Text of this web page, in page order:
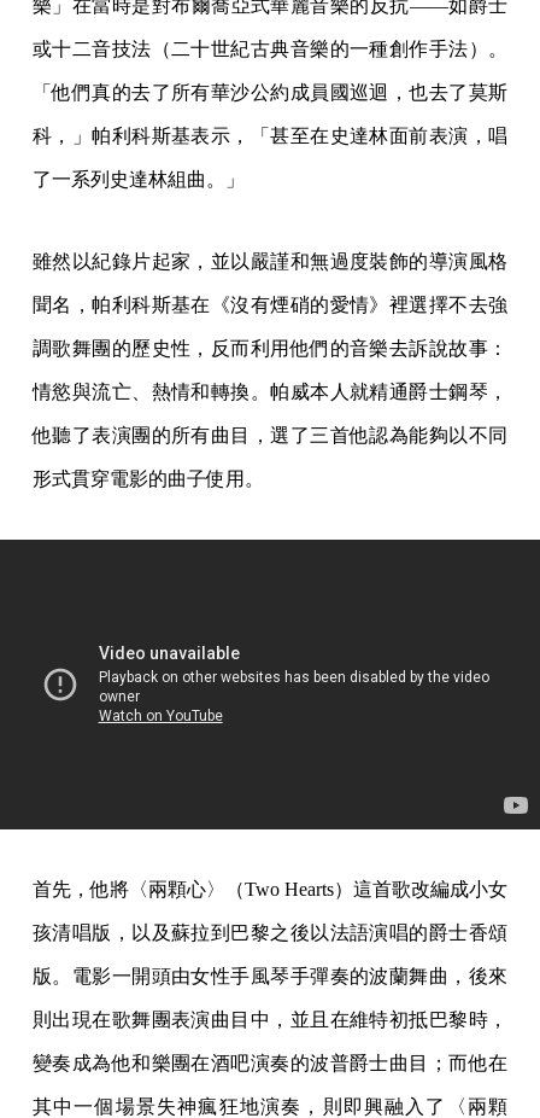
樂」在當時是對布爾喬亞式華麗音樂的反抗——如爵士
或十二音技法（二十世紀古典音樂的一種創作手法）。
「他們真的去了所有華沙公約成員國巡迴，也去了莫斯
科，」帕利科斯基表示，「甚至在史達林面前表演，唱
了一系列史達林組曲。」
雖然以紀錄片起家，並以嚴謹和無過度裝飾的導演風格
聞名，帕利科斯基在《沒有煙硝的愛情》裡選擇不去強
調歌舞團的歷史性，反而利用他們的音樂去訴說故事：
情慾與流亡、熱情和轉換。帕威本人就精通爵士鋼琴，
他聽了表演團的所有曲目，選了三首他認為能夠以不同
形式貫穿電影的曲子使用。
首先，他將〈兩顆心〉（Two Hearts）這首歌改編成小女
孩清唱版，以及蘇拉到巴黎之後以法語演唱的爵士香頌
版。電影一開頭由女性手風琴手彈奏的波蘭舞曲，後來
則出現在歌舞團表演曲目中，並且在維特初抵巴黎時，
變奏成為他和樂團在酒吧演奏的波普爵士曲目；而他在
其中一個場景失神瘋狂地演奏，則即興融入了〈兩顆